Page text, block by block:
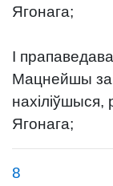
Ягонага;
І
Мацнейшы за
нахіліўшыся,
Ягонага;
8